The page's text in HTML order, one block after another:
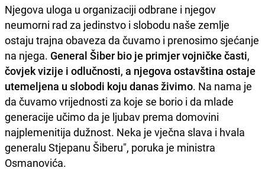
Njegova uloga u organizaciji odbrane i njegov
neumorni rad za jedinstvo i slobodu naše zemlje
ostaju trajna obaveza da čuvamo i prenosimo sjećanje
na njega. General Šiber bio je primjer vojničke časti,
čovjek vizije i odlučnosti, a njegova ostavština ostaje
utemeljena u slobodi koju danas živimo. Na nama je
da čuvamo vrijednosti za koje se borio i da mlade
generacije učimo da je ljubav prema domovini
najplemenitija dužnost. Neka je vječna slava i hvala
generalu Stjepanu Šiberu", poruka je ministra
Osmanovića.